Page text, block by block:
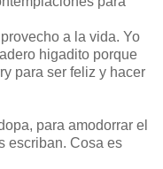
a la vida. Yo
higadito porque
para ser feliz y hacer
para amodorrar el
escriban. Cosa es